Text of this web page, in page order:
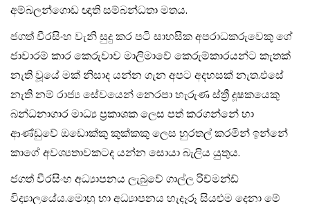
අම්බලන්ගොඩ ඥාති සම්‍බන්ධතා මතය.
ජගත් වීරසිංහ වැනි සුදු කර පටි සාහසික අපරාධකරුවෙකු ගේ
ජාවාරම් කාර කෙරුවාව ⁣මාලිමාවේ කෙරුම්කාරයන්ට කැතක්
⁣නැති වූයේ මක් නිසාද යන්න ගැන අපට අදහසක් නැත.එසේ
නැති නම් රාජ්‍ය සේවයෙන් නෙරපා හැරුණ ස්ත්‍රී දූෂකයෙකු
බන්ධනාගාර මාධ්‍ය ප්‍රකාශක ලෙස පත් කරගන්නේ හා
ආණ්ඩුවේ ඔඩොක්කු කුක්කකු ලෙස හුරතල් කරමින් ඉන්⁣⁣නේ
කාගේ අවශ්‍යතාවකටද යන්න සොයා බැලිය යුතුය.
ජගත් වීරසිංහ අධ්‍යාපනය ලැබුවේ ගාල්ල රිච්මන්ඩ්
විද්‍යාලයේය.මොහු හා අධ්‍යාපනය හැදෑරූ සියළුම දෙනා මේ